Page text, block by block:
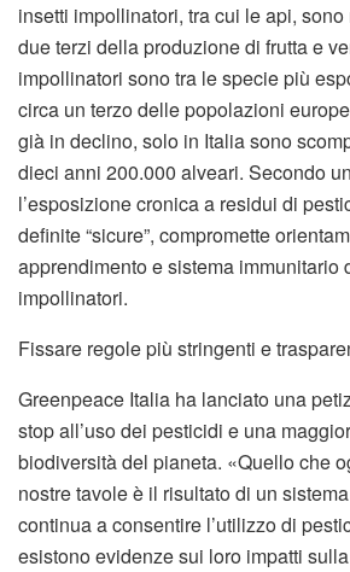
insetti impollinatori, tra cui le api,
due terzi della produzione di frutta e
impollinatori sono tra le specie più
circa un terzo delle popolazioni
già in declino, solo in Italia sono
dieci anni 200.000 alveari. Secondo
l’esposizione cronica a residui di
definite “sicure”, compromette
apprendimento e sistema immunitario
impollinatori.
Fissare regole più stringenti e
Greenpeace Italia ha lanciato una
stop all’uso dei pesticidi e una
biodiversità del pianeta. «Quello che
nostre tavole è il risultato di un
continua a consentire l’utilizzo di
esistono evidenze sui loro impatti